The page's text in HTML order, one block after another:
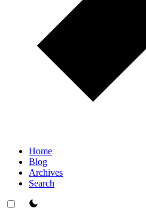
Home
Blog
Archives
Search
theme switcher